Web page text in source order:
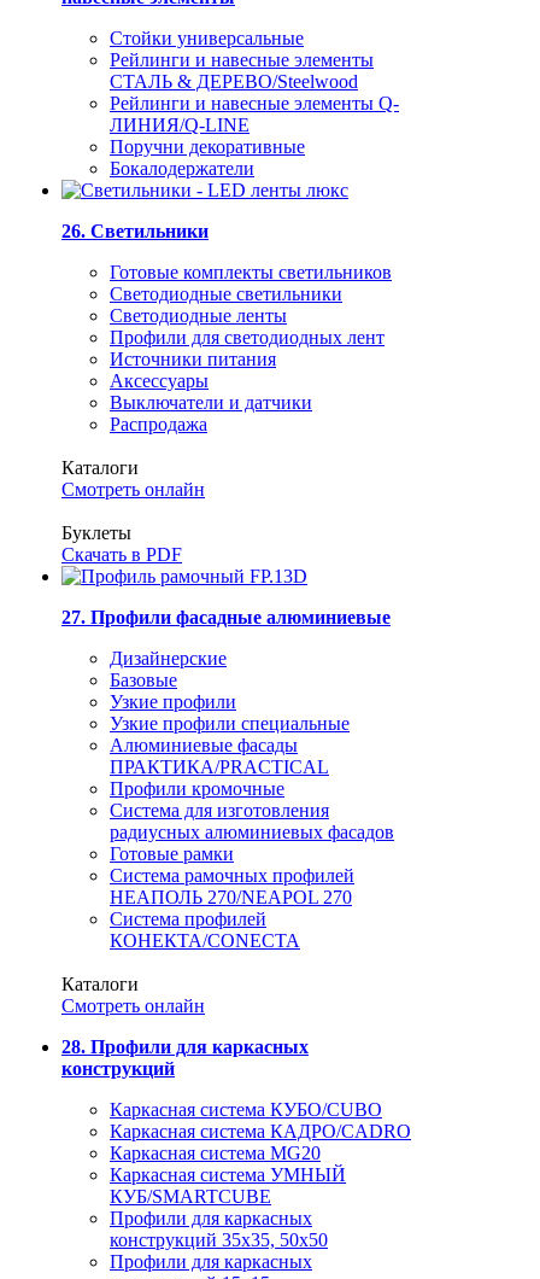
Стойки универсальные
Рейлинги и навесные элементы
СТАЛЬ & ДЕРЕВО/Steelwood
Рейлинги и навесные элементы Q-
ЛИНИЯ/Q-LINE
Поручни декоративные
Бокалодержатели
26. Светильники
Готовые комплекты светильников
Светодиодные светильники
Светодиодные ленты
Профили для светодиодных лент
Источники питания
Аксессуары
Выключатели и датчики
Распродажа
Каталоги
Смотреть онлайн
Буклеты
Скачать в PDF
27. Профили фасадные алюминиевые
Дизайнерские
Базовые
Узкие профили
Узкие профили специальные
Алюминиевые фасады
ПРАКТИКА/PRACTICAL
Профили кромочные
Система для изготовления
радиусных алюминиевых фасадов
Готовые рамки
Система рамочных профилей
НЕАПОЛЬ 270/NEAPOL 270
Система профилей
КОНЕКТА/CONECTA
Каталоги
Смотреть онлайн
28. Профили для каркасных
конструкций
Каркасная система КУБО/CUBO
Каркасная система КАДРО/CADRO
Каркасная система MG20
Каркасная система УМНЫЙ
КУБ/SMARTCUBE
Профили для каркасных
конструкций 35x35, 50x50
Профили для каркасных